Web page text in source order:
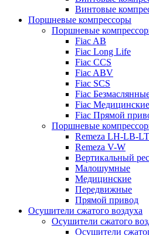
Винтовые
Поршневые компрессоры
Поршневые
Fiac AB
Fiac Long Life
Fiac CCS
Fiac ABV
Fiac SCS
Fiac
Fiac Медицинские
Fiac Прямой
Поршневые
Remeza LH-LB-LT
Remeza V-W
Вертикальный
Малошумные
Медицинские
Передвижные
Прямой привод
Осушители сжатого воздуха
Осушители сжатого
Осушители